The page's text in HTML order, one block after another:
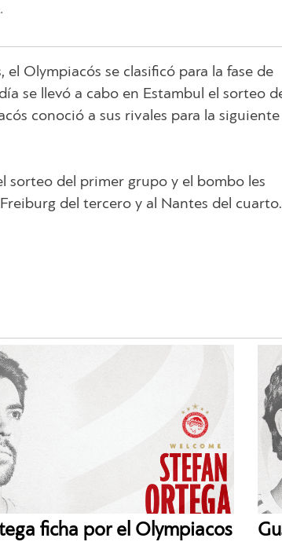
Olympiacós se clasificó para la fase de
se llevó a cabo en Estambul el sorteo
conoció a sus rivales para la siguiente
sorteo del primer grupo y el bombo les
del tercero y al Nantes del cuarto.
ficha por el Olympiacos